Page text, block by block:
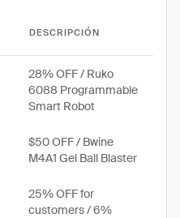
DESCRIPCIÓN
28% OFF / Ruko
6088 Programmable
Smart Robot
$50 OFF / Bwine
M4A1 Gel Ball Blaster
25% OFF for
customers / 6%